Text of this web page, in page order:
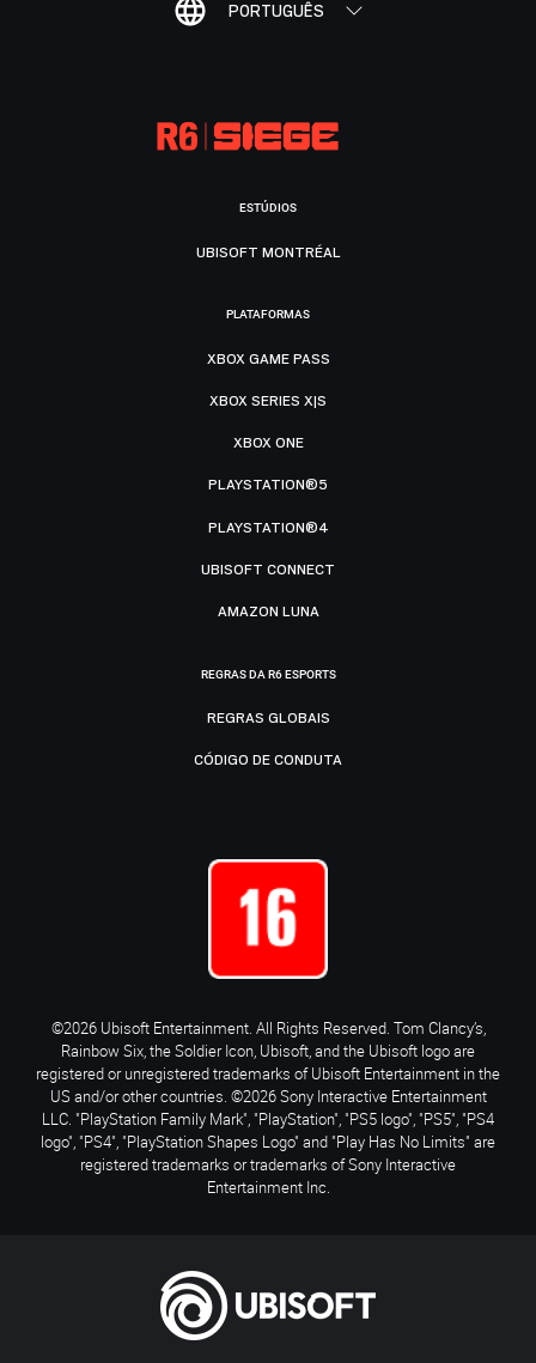
PORTUGUÊS
ESTÚDIOS
UBISOFT MONTRÉAL
PLATAFORMAS
XBOX GAME PASS
XBOX SERIES X|S
XBOX ONE
PLAYSTATION®5
PLAYSTATION®4
UBISOFT CONNECT
AMAZON LUNA
REGRAS DA R6 ESPORTS
REGRAS GLOBAIS
CÓDIGO DE CONDUTA
©2026 Ubisoft Entertainment. All Rights Reserved. Tom Clancy’s,
Rainbow Six, the Soldier Icon, Ubisoft, and the Ubisoft logo are
registered or unregistered trademarks of Ubisoft Entertainment in the
US and/or other countries. ©2026 Sony Interactive Entertainment
LLC. "PlayStation Family Mark", "PlayStation", "PS5 logo", "PS5", "PS4
logo", "PS4", "PlayStation Shapes Logo" and "Play Has No Limits" are
registered trademarks or trademarks of Sony Interactive
Entertainment Inc.